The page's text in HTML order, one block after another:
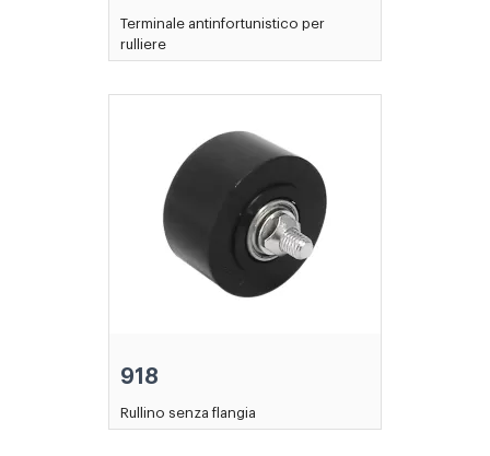
Terminale antinfortunistico per
rulliere
918
Rullino senza flangia